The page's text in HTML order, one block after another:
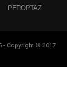
ΡΕΠΟΡΤΑΖ
- Copyright © 2017